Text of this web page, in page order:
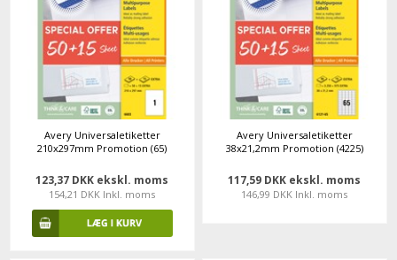
Avery Universaletiketter
210x297mm Promotion (65)
123,37 DKK ekskl. moms
154,21 DKK Inkl. moms
Avery Universaletiketter
38x21,2mm Promotion (4225)
117,59 DKK ekskl. moms
146,99 DKK Inkl. moms